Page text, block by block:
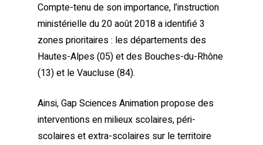
Compte-tenu de son importance, l’instruction
ministérielle du 20 août 2018 a identifié 3
zones prioritaires : les départements des
Hautes-Alpes (05) et des Bouches-du-Rhône
(13) et le Vaucluse (84).
Ainsi, Gap Sciences Animation propose des
interventions en milieux scolaires, péri-
scolaires et extra-scolaires sur le territoire